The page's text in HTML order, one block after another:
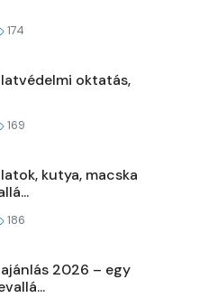
174
oktatás,
169
kutya, macska
186
2026 – egy